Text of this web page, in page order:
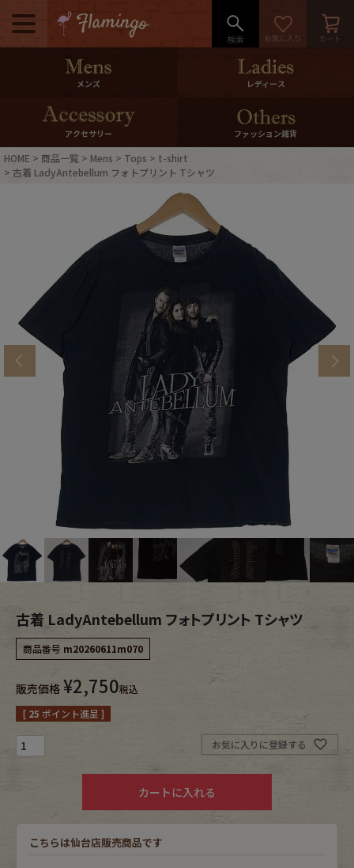
メニュー
500pt＆10％Offクーポンプレゼン
10％0ffクーポンプレゼント
ログイン・会員登録 LINE ID連携
マイページ
ご利用ガイド International Shipping
特集一覧
ブランドから探す スタッフコーディネート
年代から探す 古着卸DOCK
Tops Outer
Bottoms Fafatt
レディース商品カテゴリーから探す
Tops
Outer
Kidswear
小物・アクセサリーから探す
Eye Wear
メンズ レディース
アクセサリー ファッション雑貨
HOME 商品一覧 Mens Tops
t-shirt
古着 LadyAntebellum フォトプリント Tシャツ
古着 LadyAntebellum フォトプリント Tシャツ
商品番号 m20260611m070
販売価格 ¥2,750税込
[ 25 ポイント進呈 ]
お気に入りに登録する
カートに入れる
こちらは仙台店販売商品です